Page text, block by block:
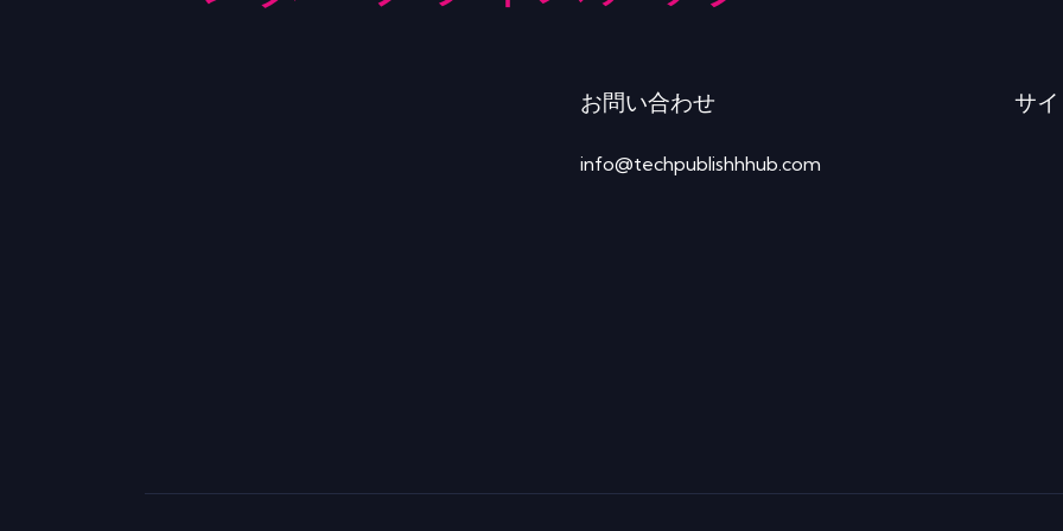
お問い合わせ
info@techpublishhhub.com
サ